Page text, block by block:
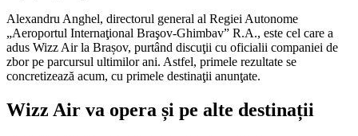
Alexandru Anghel, directorul general al Regiei Autonome
„Aeroportul Internaţional Braşov-Ghimbav” R.A., este cel care a
adus Wizz Air la Brașov, purtând discuţii cu oficialii companiei de
zbor pe parcursul ultimilor ani. Astfel, primele rezultate se
concretizează acum, cu primele destinaţii anunţate.
Wizz Air va opera și pe alte destinații